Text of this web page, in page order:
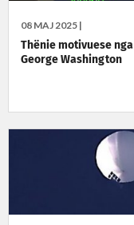
08 MAJ 2025 |
Thënie motivuese nga
George Washington